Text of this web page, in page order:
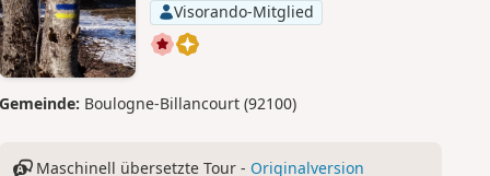
Visorando-Mitglied
Gemeinde: Boulogne-Billancourt (92100)
Maschinell übersetzte Tour - Originalversion